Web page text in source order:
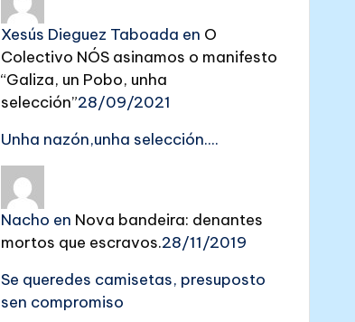
Xesús Dieguez Taboada en O
Colectivo NÓS asinamos o manifesto
“Galiza, un Pobo, unha
selección”28/09/2021
Unha nazón,unha selección....
Nacho en Nova bandeira: denantes
mortos que escravos.28/11/2019
Se queredes camisetas, presuposto
sen compromiso